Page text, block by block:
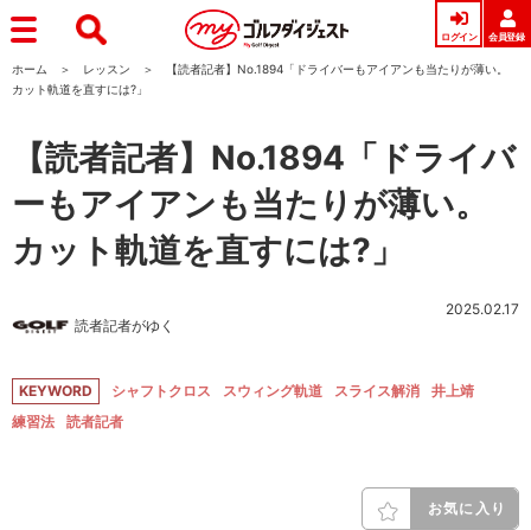
ログイン 会員登録
ホーム レッスン
【読者記者】No.1894「ドライバーもアイアンも当たりが薄い。
カット軌道を直すには?」
【読者記者】No.1894「ドライバ
ーもアイアンも当たりが薄い。
カット軌道を直すには?」
読者記者がゆく
2025.02.17
KEYWORD シャフトクロス スウィング軌道 スライス解消
井上靖
練習法
読者記者
お気に入り